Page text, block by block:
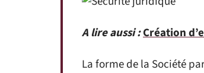
A lire aussi :Création
La forme de la Société